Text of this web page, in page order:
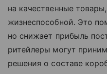
на качественные
жизнеспособной. Это
но снижает прибыль
ритейлеры могут
решения о составе